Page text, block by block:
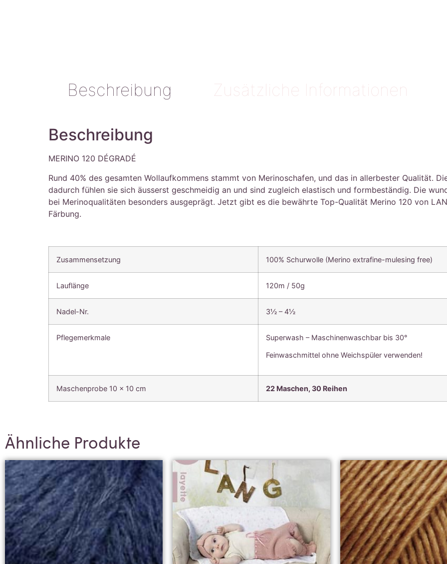
Beschreibung Zusätzliche Informationen
Beschreibung
MERINO 120 DÉGRADÉ
Rund 40% des gesamten Wollaufkommens stammt von Merinoschafen, und das in allerbester Qualität.
dadurch fühlen sie sich äusserst geschmeidig an und sind zugleich elastisch und formbeständig. Die
bei Merinoqualitäten besonders ausgeprägt. Jetzt gibt es die bewährte Top-Qualität Merino 120 von
Färbung.
Zusammensetzung 100% Schurwolle (Merino extrafine-mulesing free)
Lauflänge 120m / 50g
Nadel-Nr. 3½ – 4½
Pflegemerkmale Superwash – Maschinenwaschbar bis 30°
Feinwaschmittel ohne Weichspüler verwenden!
Maschenprobe 10 x 10 cm 22 Maschen, 30 Reihen
Ähnliche Produkte